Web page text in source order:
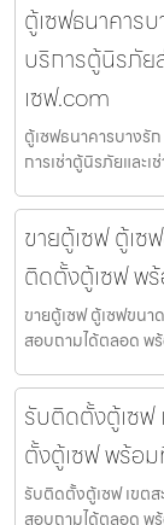
ตู้เซฟธนาคารบ
บริการตู้นิรภัย
เซฟ.com
ตู้เซฟธนาคารบางรั
การเช่าตู้นิรภัยและ
ขายตู้เซฟ ตู้เซ
ติดตั้งตู้เซฟ พ
ขายตู้เซฟ ตู้เซฟขน
สอบถามได้ตลอด พ
รับติดตั้งตู้เซฟ
ตั้งตู้เซฟ พร้อ
รับติดตั้งตู้เซฟ เขต
สอบถามได้ตลอด พ